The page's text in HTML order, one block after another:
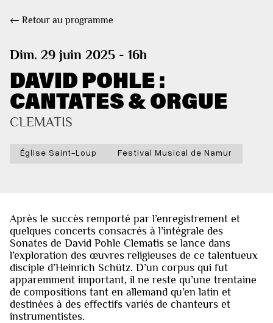
← Retour au programme
Dim. 29 juin 2025 - 16h
DAVID POHLE :
CANTATES & ORGUE
CLEMATIS
Église Saint-Loup Festival Musical de Namur
Après le succès remporté par l’enregistrement et
quelques concerts consacrés à l’intégrale des
Sonates de David Pohle Clematis se lance dans
l’exploration des œuvres religieuses de ce talentueux
disciple d’Heinrich Schütz. D’un corpus qui fut
apparemment important, il ne reste qu’une trentaine
de compositions tant en allemand qu’en latin et
destinées à des effectifs variés de chanteurs et
instrumentistes.